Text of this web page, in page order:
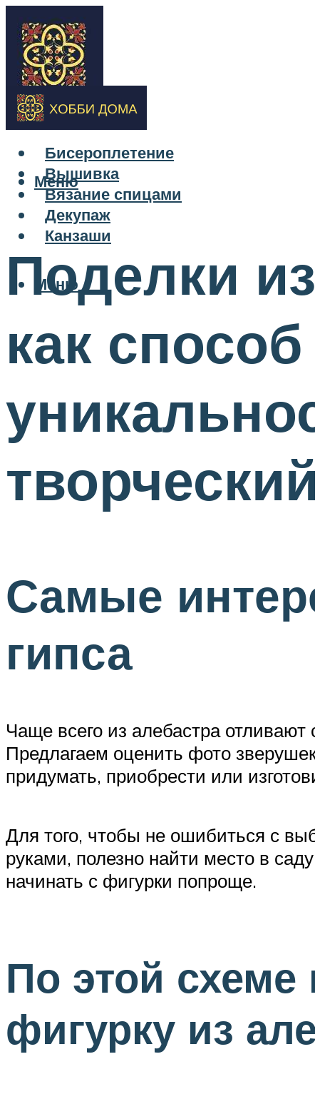
Бисероплетение
Вышивка
Вязание спицами
Декупаж
Канзаши
Меню
Меню
Поделки
как
Самые
гипса
Чаще всего из алебастра
Предлагаем оценить фото
придумать, приобрести или
Для того, чтобы не ошибиться с
руками, полезно найти место в
начинать с фигурки попроще.
По этой
фигурку из